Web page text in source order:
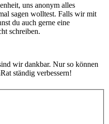
uns anonym alles
sagen wolltest. Falls wir mit
du auch gerne eine
schreiben.
wir dankbar. Nur so können
ständig verbessern!